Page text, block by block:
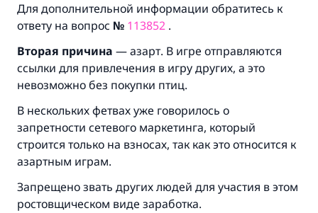
Для дополнительной информации обратитесь к
ответу на вопрос № 113852 .
Вторая причина — азарт. В игре отправляются
ссылки для привлечения в игру других, а это
невозможно без покупки птиц.
В нескольких фетвах уже говорилось о
запретности сетевого маркетинга, который
строится только на взносах, так как это относится к
азартным играм.
Запрещено звать других людей для участия в этом
ростовщическом виде заработка.
«Указавшему на благое (полагается) такая
же награда как и совершившему его»
(МУСЛИМ, № 1893).
Участвуйте сейчас!